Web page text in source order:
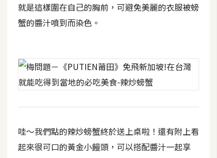
就是這樣圍在自己的胸前，可避免美麗的衣服被螃
蟹的醬汁噴到而染色。
哇～我們點的辣炒螃蟹終於送上桌啦！還有附上看
起來很可口的黃金小饅頭，可以搭配醬汁一起享